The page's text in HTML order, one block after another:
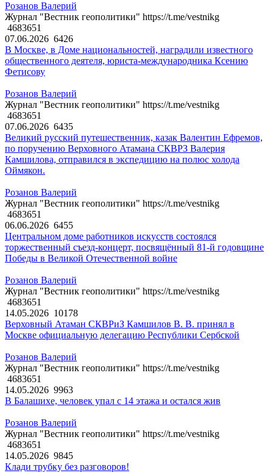
Розанов Валерий
Журнал "Вестник геополитики" https://t.me/vestnikg
4683651
07.06.2026 6426
В Москве, в Доме национальностей, наградили известного
общественного деятеля, юриста-международника Ксению
Фетисову
Розанов Валерий
Журнал "Вестник геополитики" https://t.me/vestnikg
4683651
07.06.2026 6435
Великий русский путешественник, казак Валентин Ефремов,
по поручению Верховного Атамана СКВРЗ Валерия
Камшилова, отправился в экспедицию на полюс холода
Оймякон.
Розанов Валерий
Журнал "Вестник геополитики" https://t.me/vestnikg
4683651
06.06.2026 6455
Центральном доме работников искусств состоялся
торжественный съезд-концерт, посвящённый 81-й годовщине
Победы в Великой Отечественной войне
Розанов Валерий
Журнал "Вестник геополитики" https://t.me/vestnikg
4683651
14.05.2026 10178
Верховный Атаман СКВРиЗ Камшилов В. В. принял в
Москве официальную делегацию Республики Сербской
Розанов Валерий
Журнал "Вестник геополитики" https://t.me/vestnikg
4683651
14.05.2026 9963
В Балашихе, человек упал с 14 этажа и остался жив
Розанов Валерий
Журнал "Вестник геополитики" https://t.me/vestnikg
4683651
14.05.2026 9845
Клади трубку без разговоров!